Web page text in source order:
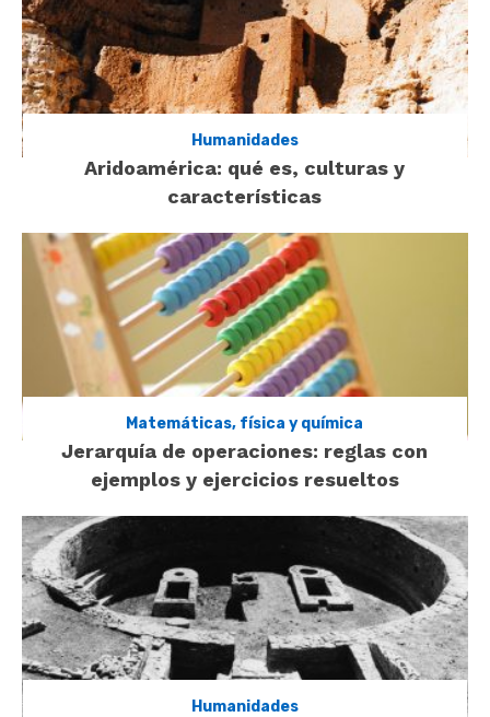
Humanidades
Aridoamérica: qué es, culturas y
características
Matemáticas, física y química
Jerarquía de operaciones: reglas con
ejemplos y ejercicios resueltos
Humanidades